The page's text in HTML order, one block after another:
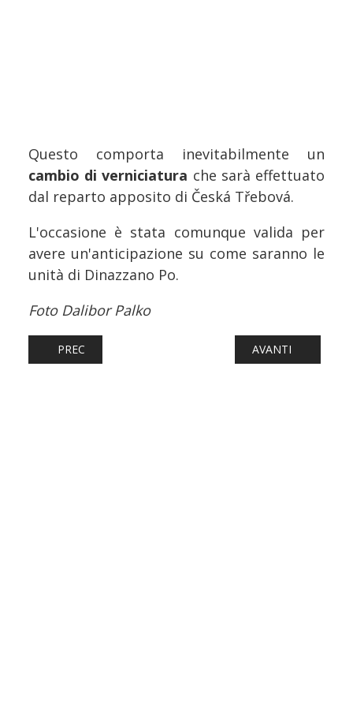
Questo comporta inevitabilmente un
cambio di verniciatura che sarà effettuato
dal reparto apposito di Česká Třebová.
L'occasione è stata comunque valida per
avere un'anticipazione su come saranno le
unità di Dinazzano Po.
Foto Dalibor Palko
ARTICOLO PRECEDENTE: FERROVIE: ADDIO ALLE
PREC ARTICOLO
AVANTI